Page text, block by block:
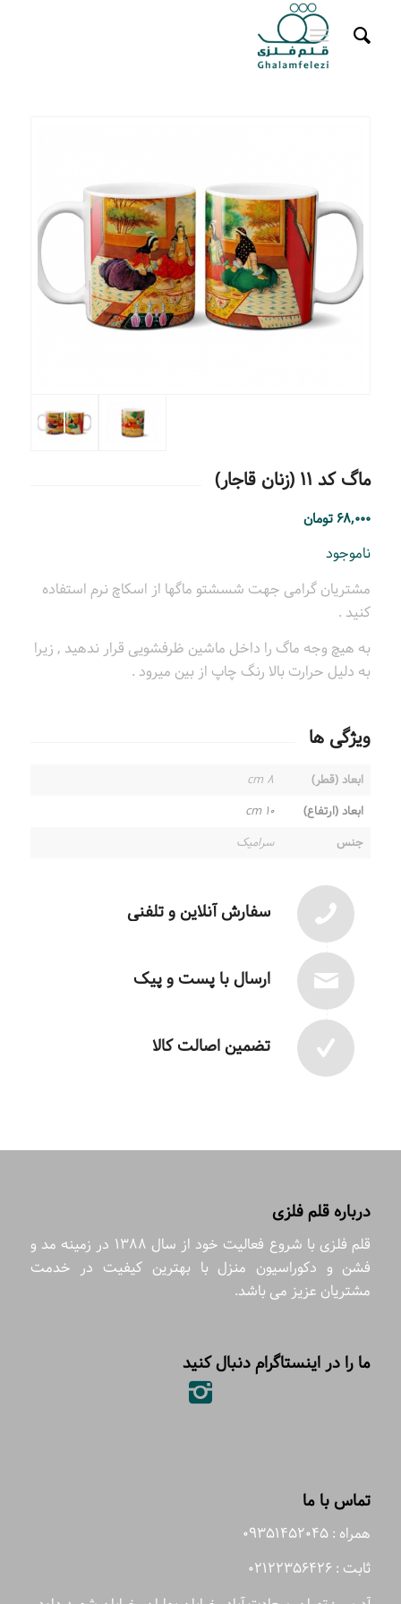
ماگ کد ۱۱ (زنان قاجار)
۶۸,۰۰۰تومان
ناموجود
مشتریان گرامی جهت شسشتو ماگها از اسکاچ نرم استفاده
کنید .
به هیچ وجه ماگ را داخل ماشین ظرفشویی قرار ندهید , زیرا
به دلیل حرارت بالا رنگ چاپ از بین میرود .
ویژگی ها
ابعاد (قطر)
۸ cm
ابعاد (ارتفاع)
۱۰ cm
جنس
سرامیک
سفارش آنلاین و تلفنی
ارسال با پست و پیک
تضمین اصالت کالا
درباره قلم فلزی
قلم فلزی با شروع فعالیت خود از سال 1388 در زمینه مد و
فشن و دکوراسیون منزل با بهترین کیفیت در خدمت
مشتریان عزیز می باشد.
ما را در اینستاگرام دنبال کنید
تماس با ما
همراه : 09351452045
ثابت : 02122356426